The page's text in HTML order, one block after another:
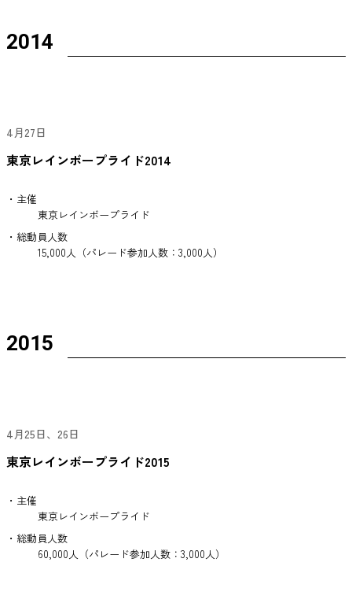
2014
4月27日
東京レインボープライド2014
・主催
東京レインボープライド
・総動員人数
15,000人（パレード参加人数：3,000人）
2015
4月25日、26日
東京レインボープライド2015
・主催
東京レインボープライド
・総動員人数
60,000人（パレード参加人数：3,000人）